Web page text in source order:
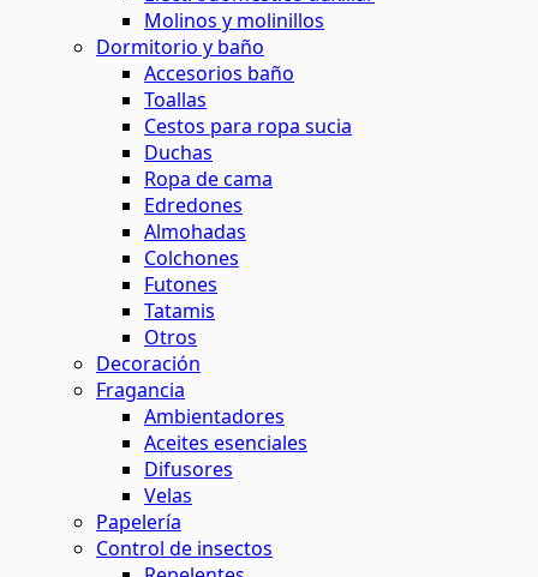
Molinos y molinillos
Dormitorio y baño
Accesorios baño
Toallas
Cestos para ropa sucia
Duchas
Ropa de cama
Edredones
Almohadas
Colchones
Futones
Tatamis
Otros
Decoración
Fragancia
Ambientadores
Aceites esenciales
Difusores
Velas
Papelería
Control de insectos